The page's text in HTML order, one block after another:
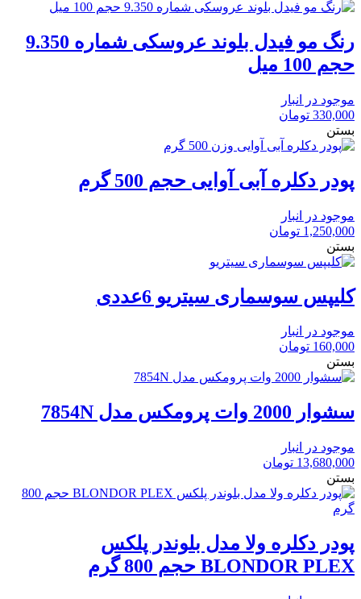
رنگ مو فیدل بلوند عروسکی شماره 9.350
حجم 100 میل
موجود در انبار
330,000 تومان
بستن
پودر دکلره آبی آوایی حجم 500 گرم
موجود در انبار
1,250,000 تومان
بستن
کلیپس سوسماری سیتریو 6عددی
موجود در انبار
160,000 تومان
بستن
سشوار 2000 وات پرومکس مدل 7854N
موجود در انبار
13,680,000 تومان
بستن
پودر دکلره ولا مدل بلوندر پلکس
BLONDOR PLEX حجم 800 گرم